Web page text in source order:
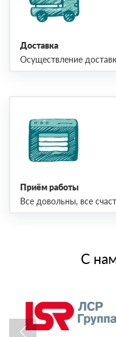
Доставка
Осуществление
Приём работы
Все довольны, все
С